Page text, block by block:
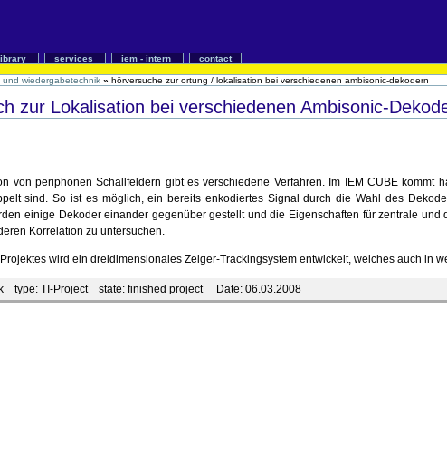
services iem - intern
contact
und wiedergabetechnik » hörversuche zur ortung / lokalisation bei verschiedenen ambisonic-dekodern
zur Lokalisation bei verschiedenen Ambisonic-
von periphonen Schallfeldern gibt es verschiedene Verfahren. Im IEM CUBE
sind. So ist es möglich, ein bereits enkodiertes Signal durch die Wahl des
einige Dekoder einander gegenüber gestellt und die Eigenschaften für zentrale
Korrelation zu untersuchen.
wird ein dreidimensionales Zeiger-Trackingsystem entwickelt, welches auch in
type: TI-Projectstate: finished project Date:06.03.2008